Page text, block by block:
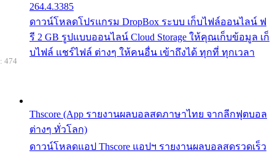
264.4.3385
ดาวน์โหลดโปรแกรม DropBox ระบบ เก็บไฟล์ออนไลน์ ฟ
รี 2 GB รูปแบบออนไลน์ Cloud Storage ให้คุณเก็บข้อมูล เก็
บไฟล์ แชร์ไฟล์ ต่างๆ ให้คนอื่น เข้าถึงได้ ทุกที่ ทุกเวลา
Thscore (App รายงานผลบอลสดภาษาไทย จากลีกฟุตบอล
ต่างๆ ทั่วโลก)
ดาวน์โหลดแอป Thscore แอปฯ รายงานผลบอลสดรวดเร็ว
474